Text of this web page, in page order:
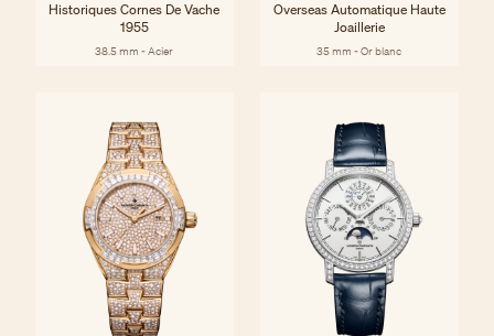
Historiques Cornes De Vache
1955
38.5 mm - Acier
Overseas Automatique Haute
Joaillerie
35 mm - Or blanc